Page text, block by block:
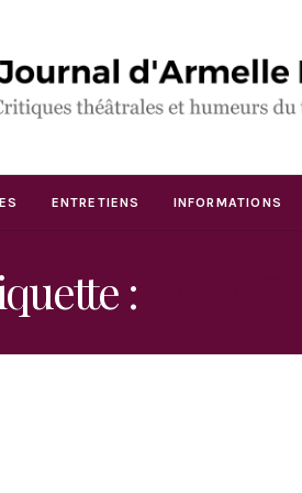
ENTRETIENS INFORMATIONS
: